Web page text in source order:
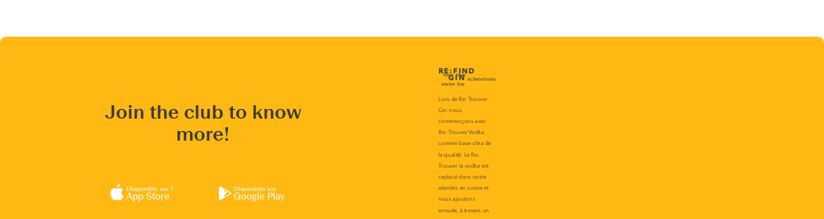
Join the club to know
more!
Disponible sur l’
App Store
Disponible sur
Google Play